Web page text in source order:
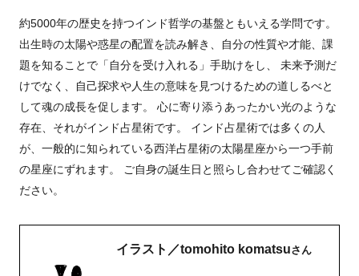
約5000年の歴史を持つインド哲学の基盤ともいえる学問です。
出生時の太陽や惑星の配置を読み解き、自分の性質や才能、課
題を知ることで「自分を受け入れる」手助けをし、 未来予測だ
けでなく、自己探求や人生の意味を見つけるための道しるべと
して魂の成長を促します。 心に寄り添うあったかい光のような
存在、それがインド占星術です。 インド占星術では多くの人
が、一般的に知られている西洋占星術の太陽星座から一つ手前
の星座にずれます。 ご自身の誕生日と照らし合わせてご確認く
ださい。
イラスト／tomohito komatsuさん